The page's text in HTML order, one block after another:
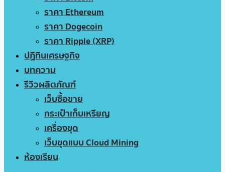
ราคา Ethereum
ราคา Dogecoin
ราคา Ripple (XRP)
ปฏิทินเศรษฐกิจ
บทความ
รีวิวผลิตภัณฑ์
เว็บซื้อขาย
กระเป๋าเก็บเหรียญ
เครื่องขุด
เว็บขุดแบบ Cloud Mining
ห้องเรียน